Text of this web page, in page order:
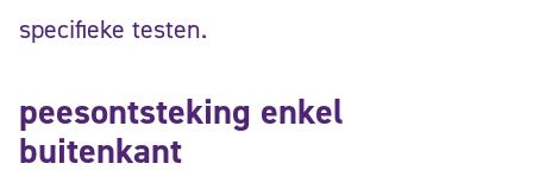
specifieke testen.
peesontsteking enkel
buitenkant